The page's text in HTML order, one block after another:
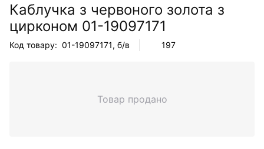
Каблучка з червоного золота з
цирконом 01-19097171
Код товару: 01-19097171, б/в 197
Товар продано